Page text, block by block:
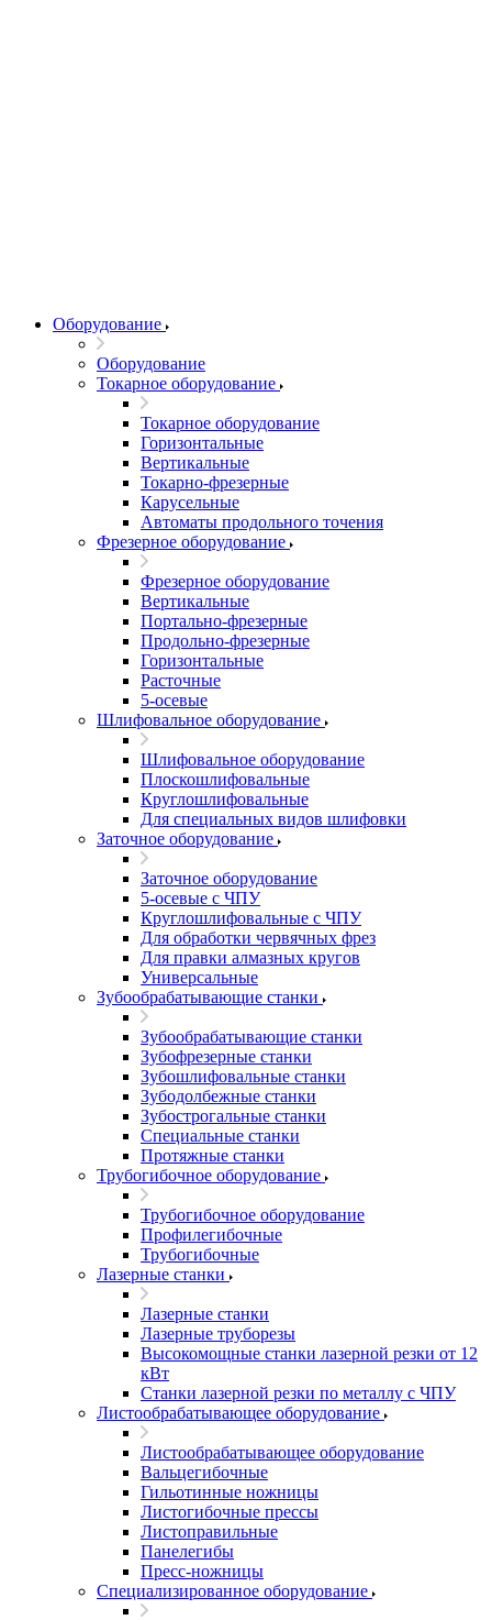
Оборудование
Оборудование
Токарное оборудование
Токарное оборудование
Горизонтальные
Вертикальные
Токарно-фрезерные
Карусельные
Автоматы продольного точения
Фрезерное оборудование
Фрезерное оборудование
Вертикальные
Портально-фрезерные
Продольно-фрезерные
Горизонтальные
Расточные
5-осевые
Шлифовальное оборудование
Шлифовальное оборудование
Плоскошлифовальные
Круглошлифовальные
Для специальных видов шлифовки
Заточное оборудование
Заточное оборудование
5-осевые с ЧПУ
Круглошлифовальные с ЧПУ
Для обработки червячных фрез
Для правки алмазных кругов
Универсальные
Зубообрабатывающие станки
Зубообрабатывающие станки
Зубофрезерные станки
Зубошлифовальные станки
Зубодолбежные станки
Зубострогальные станки
Специальные станки
Протяжные станки
Трубогибочное оборудование
Трубогибочное оборудование
Профилегибочные
Трубогибочные
Лазерные станки
Лазерные станки
Лазерные труборезы
Высокомощные станки лазерной резки от 12
кВт
Станки лазерной резки по металлу с ЧПУ
Листообрабатывающее оборудование
Листообрабатывающее оборудование
Вальцегибочные
Гильотинные ножницы
Листогибочные прессы
Листоправильные
Панелегибы
Пресс-ножницы
Специализированное оборудование